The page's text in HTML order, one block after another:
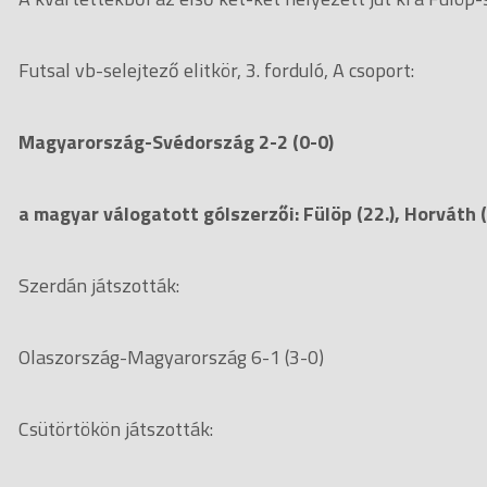
Futsal vb-selejtező elitkör, 3. forduló, A csoport:
Magyarország-Svédország 2-2 (0-0)
a magyar válogatott gólszerzői: Fülöp (22.), Horváth
Szerdán játszották:
Olaszország-Magyarország 6-1 (3-0)
Csütörtökön játszották: